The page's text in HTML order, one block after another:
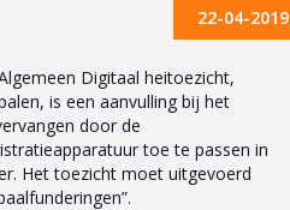
22-04-2019
Digitaal heitoezicht,
is een aanvulling bij het
door de
toe te passen in
Het toezicht moet uitgevoerd